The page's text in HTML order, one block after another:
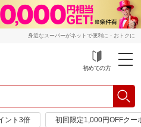
身近なスーパーがネットで便利に・おトクに
初めての方
ント3倍
初回限定1,000円OFFクー